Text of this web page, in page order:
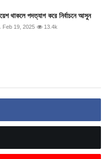
থাকলে পদত্যাগ করে নির্বাচনে আসুন
Feb 19, 2025 13.4k